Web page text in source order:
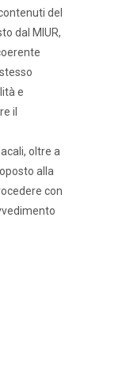
del
dal MIUR,
e
il
oltre a
alla
con